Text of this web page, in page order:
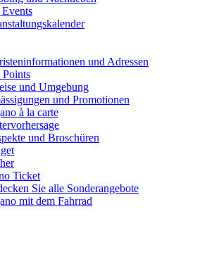
und Adressen
und Umgebung
und Promotionen
à la carte
und Broschüren
Ticket
Sie alle Sonderangebote
mit dem Fahrrad